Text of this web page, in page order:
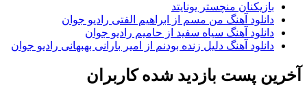
بازیکنان منچستر یونایتد
دانلود آهنگ من مسم از ابراهیم الفتی رادیو جوان
دانلود آهنگ سیاه سفید از حامیم رادیو جوان
دانلود آهنگ دلیل زنده بودنم از امیر بارانی بهبهانی رادیو جوان
آخرین پست بازدید شده کاربران